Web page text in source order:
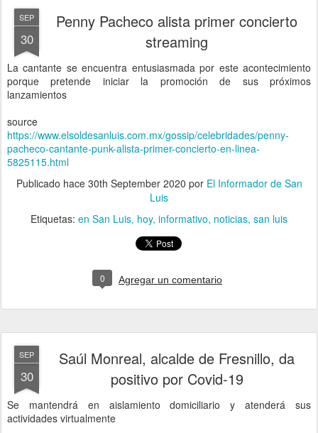
SEP
30
Penny Pacheco alista primer concierto
streaming
La cantante se encuentra entusiasmada por este acontecimiento
porque pretende iniciar la promoción de sus próximos
lanzamientos
source
https://www.elsoldesanluis.com.mx/gossip/celebridades/penny-
pacheco-cantante-punk-alista-primer-concierto-en-linea-
5825115.html
Publicado hace 30th September 2020 por El Informador de San
Luis
Etiquetas: en San Luis hoy informativo noticias san luis
0 Agregar un comentario
SEP
30
Saúl Monreal, alcalde de Fresnillo, da
positivo por Covid-19
Se mantendrá en aislamiento domiciliario y atenderá sus
actividades virtualmente